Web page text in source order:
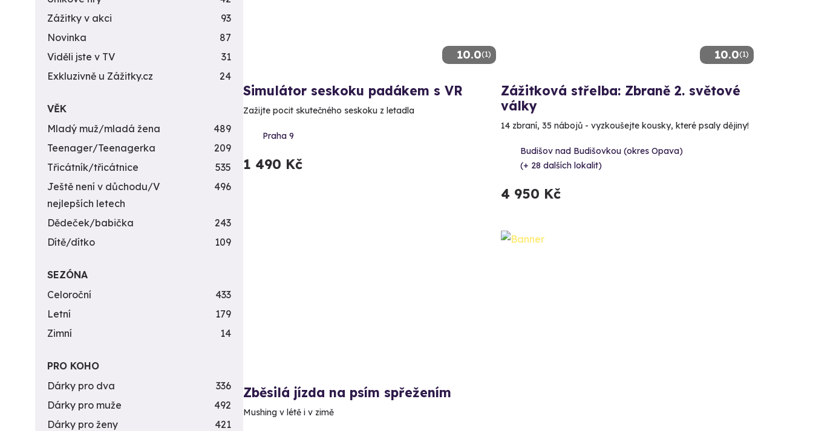
10.0(1)
Simulátor seskoku padákem s VR
Zažijte pocit skutečného seskoku z letadla
Praha 9
1 490 Kč
10.0(1)
Zážitková střelba: Zbraně 2. světové
války
14 zbraní, 35 nábojů - vyzkoušejte kousky, které psaly dějiny!
Budišov nad Budišovkou (okres Opava)
(+ 28 dalších lokalit)
4 950 Kč
Zběsilá jízda na psím spřežením
Mushing v létě i v zimě
Zážitky v akci
93
Novinka
87
Viděli jste v TV
31
Exkluzivně u Zážitky.cz
24
VĚK
Mladý muž/mladá žena
489
Teenager/Teenagerka
209
Třicátník/třicátnice
535
Ještě není v důchodu/V
nejlepších letech
496
Dědeček/babička
243
Dítě/dítko
109
SEZÓNA
Celoroční
433
Letní
179
Zimní
14
PRO KOHO
Dárky pro dva
336
Dárky pro muže
492
Dárky pro ženy
421